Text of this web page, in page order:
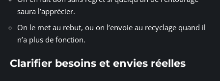
saura l’apprécier.
On le met au rebut, ou on l’envoie au recyclage quand il
n’a plus de fonction.
Clarifier besoins et envies réelles